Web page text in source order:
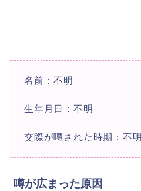
名前：不明
生年月日：不明
交際が噂された時期：不明
噂が広まった原因